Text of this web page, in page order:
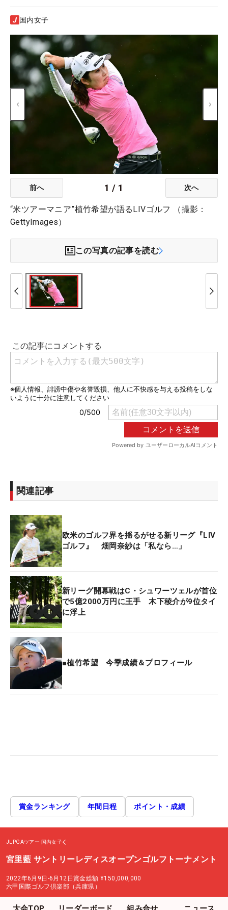
国内女子
前へ 1 / 1 次へ
“米ツアーマニア”植竹希望が語るLIVゴルフ （撮影：
GettyImages）
この写真の記事を読む
関連記事
欧米のゴルフ界を揺るがせる新リーグ『LIV
ゴルフ』 畑岡奈紗は「私なら…」
新リーグ開幕戦はC・シュワーツェルが首位
で5億2000万円に王手 木下稜介が9位タイ
に浮上
■植竹希望 今季成績＆プロフィール
賞金ランキング 年間日程 ポイント・成績
JLPGAツアー 国内女子
宮里藍 サントリーレディスオープンゴルフトーナメント
2022年6月9日-6月12日賞金総額 ¥150,000,000
六甲国際ゴルフ倶楽部（兵庫県）